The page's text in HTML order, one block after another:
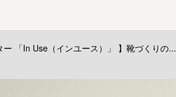
ー 「In Use（インユース）」 】靴づくりの...